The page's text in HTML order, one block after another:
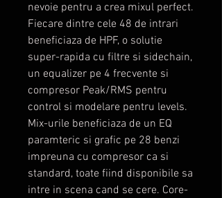
nevoie pentru a crea mixul perfect.
Fiecare dintre cele 48 de intrari
beneficiaza de HPF, o solutie
super-rapida cu filtre si sidechain,
un equalizer pe 4 frecvente si
compresor Peak/RMS pentru
control si modelare pentru levels.
Mix-urile beneficiaza de un EQ
paramteric si grafic pe 28 benzi
impreuna cu compresor ca si
standard, toate fiind disponibile sa
intre in scena cand se cere. Core-